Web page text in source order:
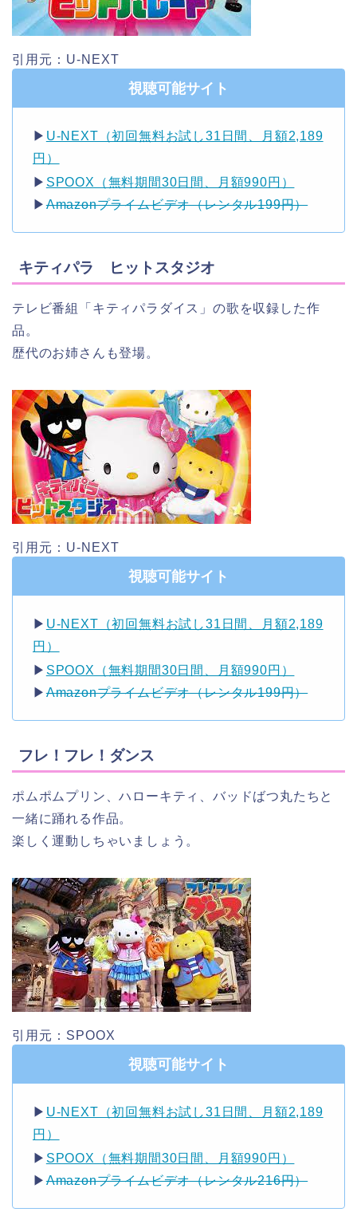
引用元：U-NEXT
視聴可能サイト
▶︎ U-NEXT（初回無料お試し31日間、月額2,189
円）
▶︎ SPOOX（無料期間30日間、月額990円）
▶︎Amazonプライムビデオ（レンタル199円）
キティパラ ヒットスタジオ
テレビ番組「キティパラダイス」の歌を収録した作
品。
歴代のお姉さんも登場。
引用元：U-NEXT
視聴可能サイト
▶︎ U-NEXT（初回無料お試し31日間、月額2,189
円）
▶︎ SPOOX（無料期間30日間、月額990円）
▶︎Amazonプライムビデオ（レンタル199円）
フレ！フレ！ダンス
ポムポムプリン、ハローキティ、バッドばつ丸たちと
一緒に踊れる作品。
楽しく運動しちゃいましょう。
引用元：SPOOX
視聴可能サイト
▶︎ U-NEXT（初回無料お試し31日間、月額2,189
円）
▶︎ SPOOX（無料期間30日間、月額990円）
▶︎Amazonプライムビデオ（レンタル216円）